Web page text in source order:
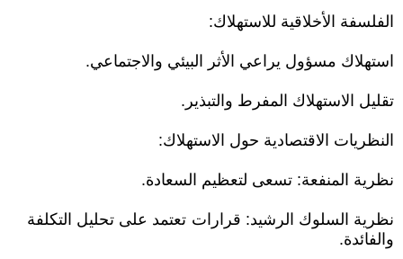
الفلسفة الأخلاقية للاستهلاك:
استهلاك مسؤول يراعي الأثر البيئي والاجتماعي.
تقليل الاستهلاك المفرط والتبذير.
النظريات الاقتصادية حول الاستهلاك:
نظرية المنفعة: تسعى لتعظيم السعادة.
نظرية السلوك الرشيد: قرارات تعتمد على تحليل التكلفة
والفائدة.